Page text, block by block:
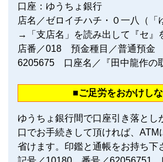
口座：ゆうちょ銀行
店名／ゼロイチハチ・０一八（「
→「支店名」を読み出して『セ』
店番／018 預金種目／普通預金
6205675 口座名／『田中龍作の
■ご足労をおかけし
ゆうちょ銀行間で口座引き落とし
口でお手続きして頂ければ、ATM
省けます。印鑑と通帳をお持ち下